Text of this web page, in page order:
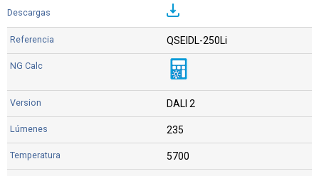
QSEIDL-250Li
DALI 2
235
5700